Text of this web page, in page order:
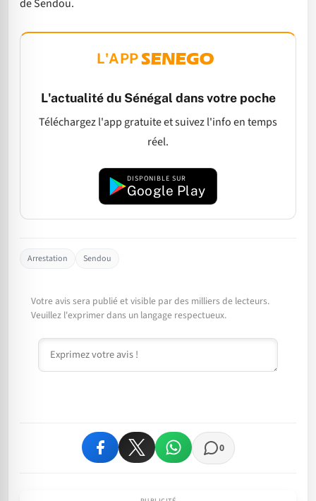
de Sendou.
L'APP
L'actualité du Sénégal dans votre poche
Téléchargez l'app gratuite et suivez l'info en temps
réel.
DISPONIBLE SUR
Google Play
Arrestation Sendou
Votre avis sera publié et visible par des milliers de lecteurs.
Veuillez l'exprimer dans un langage respectueux.
Commentaire
0